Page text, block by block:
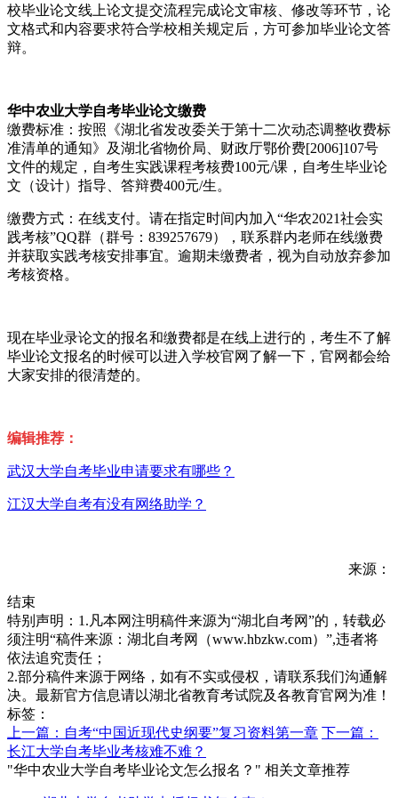
校毕业论文线上论文提交流程完成论文审核、修改等环节，论
文格式和内容要求符合学校相关规定后，方可参加毕业论文答
辩。
华中农业大学自考毕业论文缴费
缴费标准：按照《湖北省发改委关于第十二次动态调整收费标
准清单的通知》及湖北省物价局、财政厅鄂价费[2006]107号
文件的规定，自考生实践课程考核费100元/课，自考生毕业论
文（设计）指导、答辩费400元/生。
缴费方式：在线支付。请在指定时间内加入“华农2021社会实
践考核”QQ群（群号：839257679），联系群内老师在线缴费
并获取实践考核安排事宜。逾期未缴费者，视为自动放弃参加
考核资格。
现在毕业录论文的报名和缴费都是在线上进行的，考生不了解
毕业论文报名的时候可以进入学校官网了解一下，官网都会给
大家安排的很清楚的。
编辑推荐：
武汉大学自考毕业申请要求有哪些？
江汉大学自考有没有网络助学？
来源：
结束
特别声明：1.凡本网注明稿件来源为“湖北自考网”的，转载必
须注明“稿件来源：湖北自考网（www.hbzkw.com）”,违者将
依法追究责任；
2.部分稿件来源于网络，如有不实或侵权，请联系我们沟通解
决。最新官方信息请以湖北省教育考试院及各教育官网为准！
标签：
上一篇：自考“中国近现代史纲要”复习资料第一章 下一篇：
长江大学自考毕业考核难不难？
"华中农业大学自考毕业论文怎么报名？" 相关文章推荐